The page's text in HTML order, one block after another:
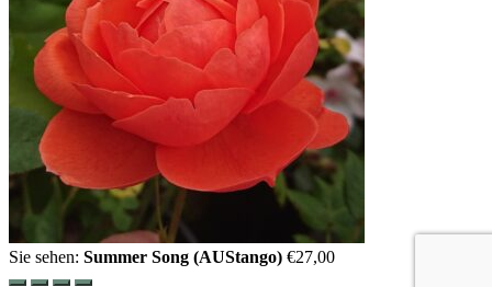
Sie sehen: Summer Song (AUStango) €27,00
Scroll